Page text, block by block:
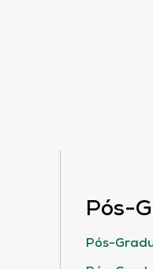
Pós-
Pós-